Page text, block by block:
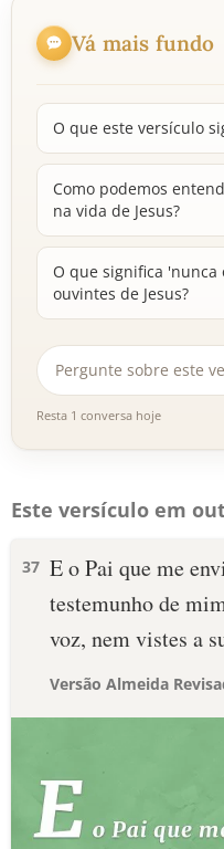
Vá mais fundo
O que este versículo
Como podemos
na vida de Jesus?
O que significa 'nunca
ouvintes de Jesus?
Resta 1 conversa hoje
Este versículo em
37 E o Pai que me
testemunho de
voz, nem vistes a
Versão Almeida